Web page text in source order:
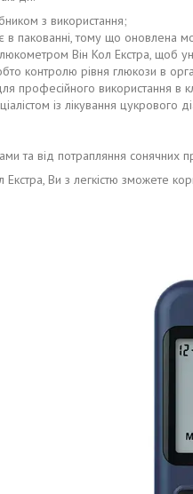
з використання;
є в пакованні, тому що
Він Кол Екстра, щоб
контролю рівня глюкози в
професійного використання в
із лікування
та від потрапляння сонячних
Ви з легкістю зможете